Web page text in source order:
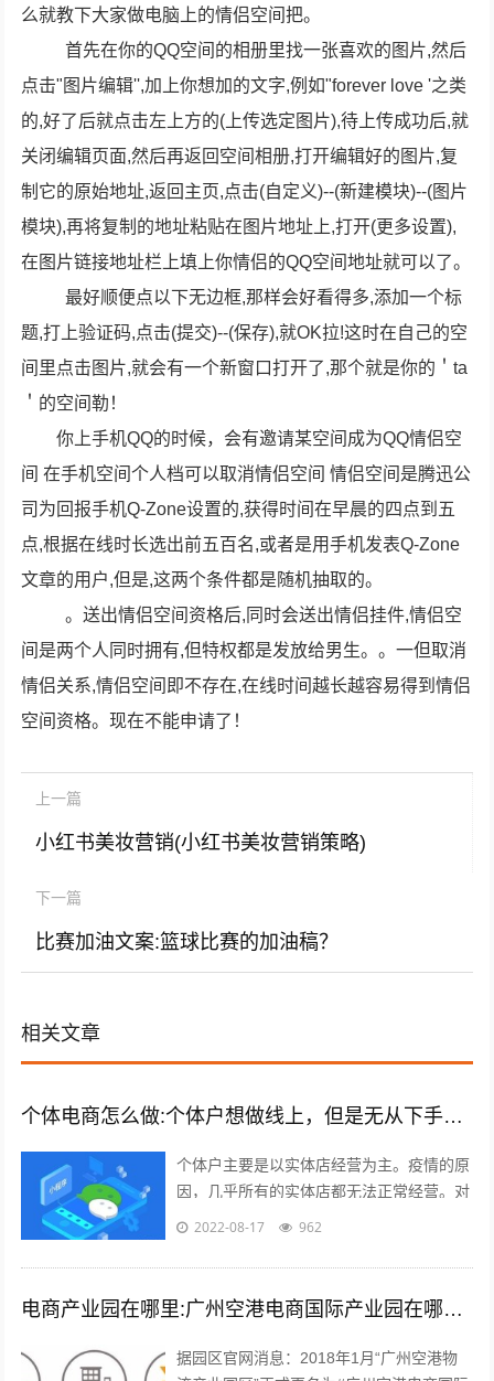
么就教下大家做电脑上的情侣空间把。
首先在你的QQ空间的相册里找一张喜欢的图片,然后
点击"图片编辑'',加上你想加的文字,例如"forever love '之类
的,好了后就点击左上方的(上传选定图片),待上传成功后,就
关闭编辑页面,然后再返回空间相册,打开编辑好的图片,复
制它的原始地址,返回主页,点击(自定义)--(新建模块)--(图片
模块),再将复制的地址粘贴在图片地址上,打开(更多设置),
在图片链接地址栏上填上你情侣的QQ空间地址就可以了。
最好顺便点以下无边框,那样会好看得多,添加一个标
题,打上验证码,点击(提交)--(保存),就OK拉!这时在自己的空
间里点击图片,就会有一个新窗口打开了,那个就是你的＇ta
＇的空间勒！
你上手机QQ的时候，会有邀请某空间成为QQ情侣空
间 在手机空间个人档可以取消情侣空间 情侣空间是腾迅公
司为回报手机Q-Zone设置的,获得时间在早晨的四点到五
点,根据在线时长选出前五百名,或者是用手机发表Q-Zone
文章的用户,但是,这两个条件都是随机抽取的。
。送出情侣空间资格后,同时会送出情侣挂件,情侣空
间是两个人同时拥有,但特权都是发放给男生。。一但取消
情侣关系,情侣空间即不存在,在线时间越长越容易得到情侣
空间资格。现在不能申请了！
上一篇
小红书美妆营销(小红书美妆营销策略)
下一篇
比赛加油文案:篮球比赛的加油稿？
相关文章
个体电商怎么做:个体户想做线上，但是无从下手，有什么建议吗？
个体户主要是以实体店经营为主。疫情的原
因，几乎所有的实体店都无法正常经营。对
于实体店来说，关门就意味着没有任何收入
2022-08-17 962
电商产业园在哪里:广州空港电商国际产业园在哪里？主要是做什么的？
据园区官网消息：2018年1月“广州空港物